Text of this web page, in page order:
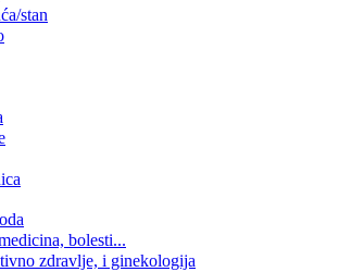
stan
bolesti...
zdravlje, i ginekologija